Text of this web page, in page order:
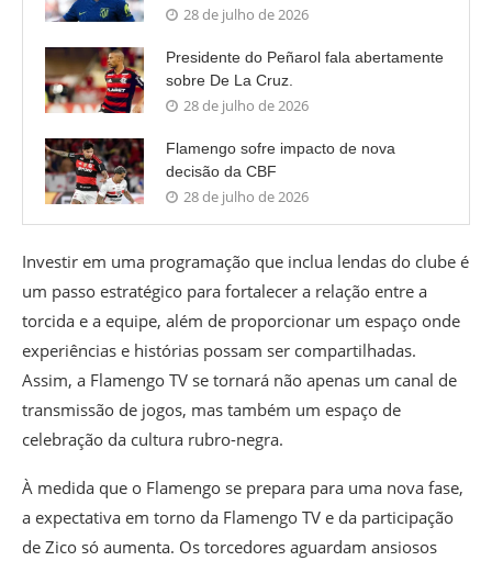
28 de julho de 2026
Presidente do Peñarol fala abertamente
sobre De La Cruz.
28 de julho de 2026
Flamengo sofre impacto de nova
decisão da CBF
28 de julho de 2026
Investir em uma programação que inclua lendas do clube é
um passo estratégico para fortalecer a relação entre a
torcida e a equipe, além de proporcionar um espaço onde
experiências e histórias possam ser compartilhadas.
Assim, a Flamengo TV se tornará não apenas um canal de
transmissão de jogos, mas também um espaço de
celebração da cultura rubro-negra.
À medida que o Flamengo se prepara para uma nova fase,
a expectativa em torno da Flamengo TV e da participação
de Zico só aumenta. Os torcedores aguardam ansiosos